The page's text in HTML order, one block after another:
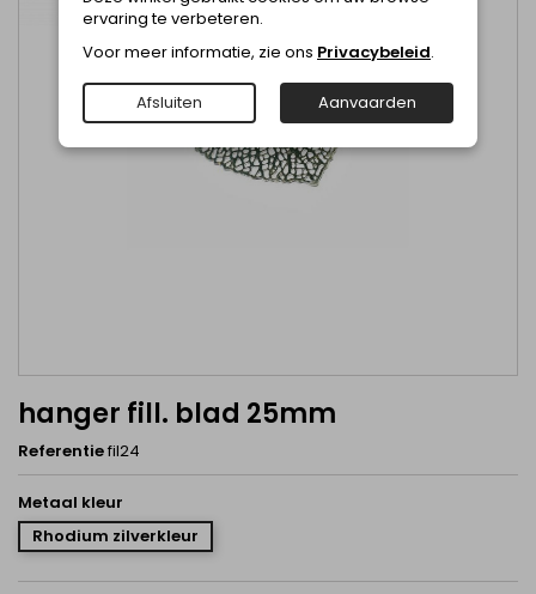
hanger fill. blad 25mm
Referentiefil24
Metaal kleur
Rhodium zilverkleur
ervaring te verbeteren.
Voor meer informatie, zie ons Privacybeleid.
Afsluiten Aanvaarden